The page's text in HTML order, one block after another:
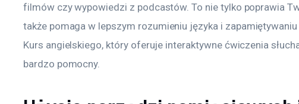
filmów czy wypowiedzi z podcastów. To nie tylko poprawia
także pomaga w lepszym rozumieniu języka i
Kurs angielskiego, który oferuje interaktywne ćwiczenia
bardzo pomocny.